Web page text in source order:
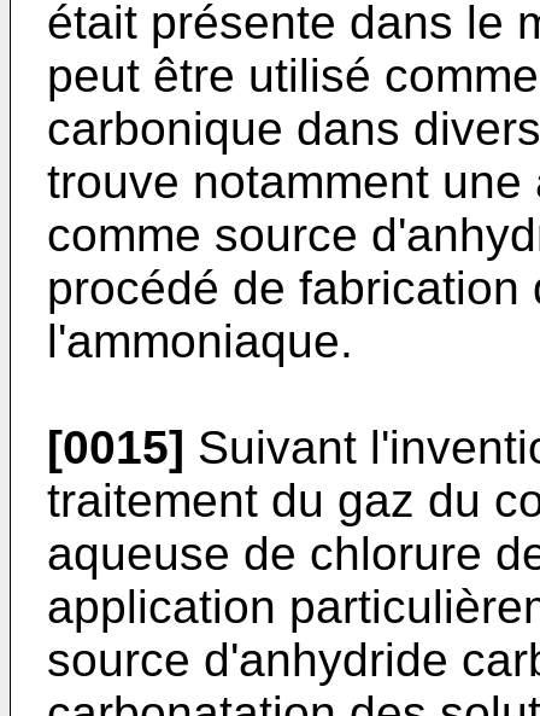
était présente dans le
peut être utilisé
carbonique dans
trouve notamment
comme source
procédé de fabrication
l'ammoniaque.
[0015] Suivant
traitement du gaz du
aqueuse de chlorure
application
source d'anhydride